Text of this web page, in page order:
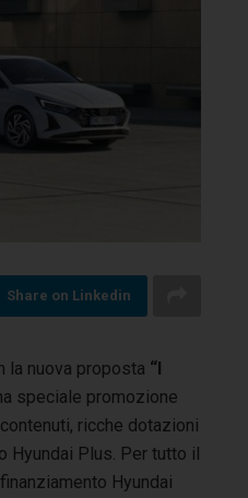
Share on Linkedin
la nuova proposta “I
speciale promozione
ricche dotazioni
Hyundai Plus. Per tutto il
Hyundai